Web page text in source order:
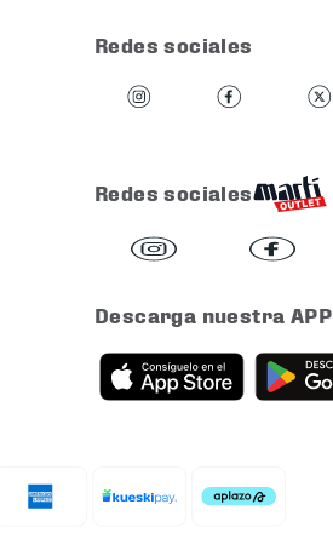
Redes sociales
Redes sociales
Descarga nuestra APP